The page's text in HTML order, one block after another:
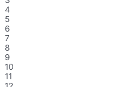
4
5
6
7
8
9
10
11